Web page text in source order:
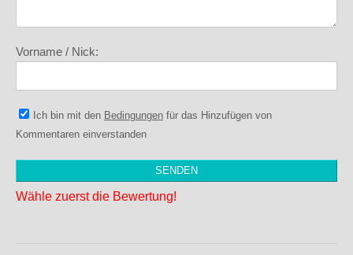
Vorname / Nick:
Ich bin mit den Bedingungen für das Hinzufügen von
Kommentaren einverstanden
Wähle zuerst die Bewertung!